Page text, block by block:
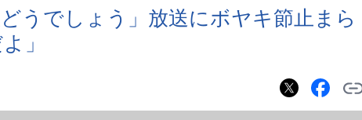
うでしょう」放送にボヤキ節止まら
」